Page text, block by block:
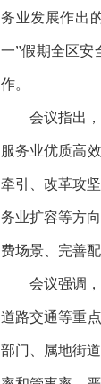
务业发展作出
一”假期全区安
作。
会议指出
服务业优质高
牵引、改革攻
务业扩容等方
费场景、完善
会议强调
道路交通等重
部门、属地街